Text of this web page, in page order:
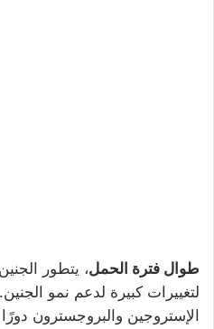
طوال فترة الحمل، يتطور
لتغييرات كبيرة لدعم نمو
الإستروجين والبروجسترون